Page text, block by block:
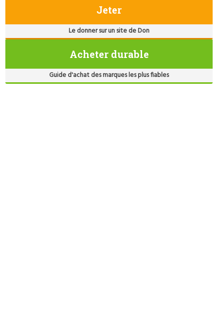
Jeter
Le donner sur un site de Don
Acheter durable
Guide d'achat des marques les plus fiables